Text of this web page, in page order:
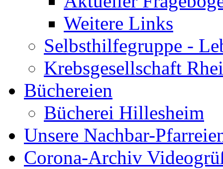
Weitere Links
Selbsthilfegruppe -
Krebsgesellschaft
Büchereien
Bücherei Hillesheim
Unsere Nachbar-
Corona-Archiv